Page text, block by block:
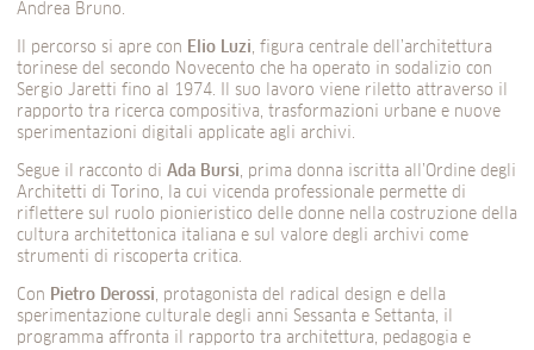
Andrea Bruno.
Il percorso si apre con Elio Luzi, figura centrale dell’architettura
torinese del secondo Novecento che ha operato in sodalizio con
Sergio Jaretti fino al 1974. Il suo lavoro viene riletto attraverso il
rapporto tra ricerca compositiva, trasformazioni urbane e nuove
sperimentazioni digitali applicate agli archivi.
Segue il racconto di Ada Bursi, prima donna iscritta all’Ordine degli
Architetti di Torino, la cui vicenda professionale permette di
riflettere sul ruolo pionieristico delle donne nella costruzione della
cultura architettonica italiana e sul valore degli archivi come
strumenti di riscoperta critica.
Con Pietro Derossi, protagonista del radical design e della
sperimentazione culturale degli anni Sessanta e Settanta, il
programma affronta il rapporto tra architettura, pedagogia e